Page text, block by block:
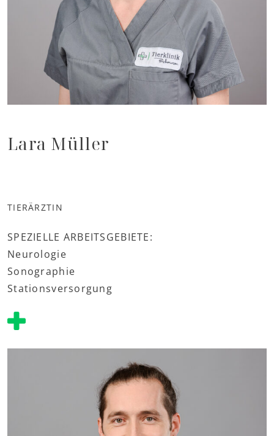
Lara Müller
TIERÄRZTIN
SPEZIELLE ARBEITSGEBIETE:
Neurologie
Sonographie
Stationsversorgung